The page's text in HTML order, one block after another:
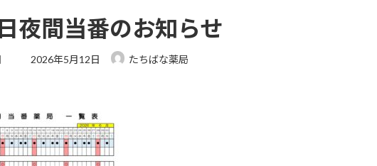
間当番のお知らせ
最
日
時
:
2026年5月12日 たちばな薬局